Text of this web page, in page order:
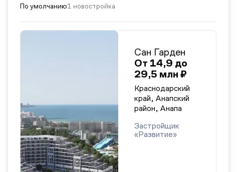
По умолчанию1 новостройка
Сан Гарден
От 14,9 до
29,5 млн ₽
Краснодарский
край, Анапский
район, Анапа
Застройщик
«Развитие»